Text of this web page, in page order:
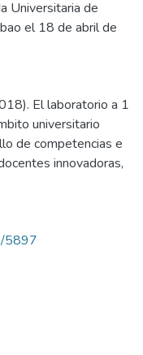
Universitaria de
el 18 de abril de
El laboratorio a 1
universitario
de competencias e
innovadoras,
5897